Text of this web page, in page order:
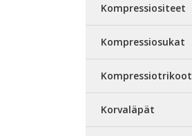
Kompressiositeet
Kompressiosukat
Kompressiotrikoot
Korvaläpät